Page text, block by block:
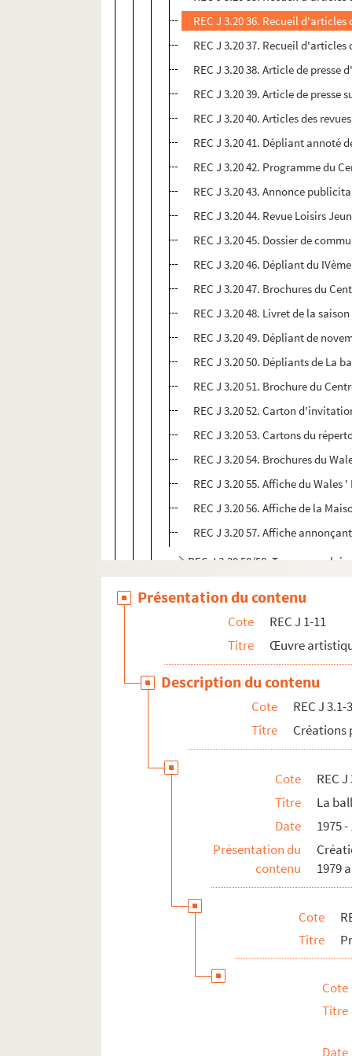
REC J 3.20 36. Recueil
REC J 3.20 37. Recueil
REC J 3.20 38. Article de
REC J 3.20 39. Article de
REC J 3.20 40. Articles des
REC J 3.20 41. Dépliant annoté
REC J 3.20 42. Programme du
REC J 3.20 43. Annonce
REC J 3.20 44. Revue Loisirs
REC J 3.20 45. Dossier de
REC J 3.20 46. Dépliant du
REC J 3.20 47. Brochures du
REC J 3.20 48. Livret de la
REC J 3.20 49. Dépliant de
REC J 3.20 50. Dépliants de La
REC J 3.20 51. Brochure du
REC J 3.20 52. Carton
REC J 3.20 53. Cartons du
REC J 3.20 54. Brochures du
REC J 3.20 55. Affiche du
REC J 3.20 56. Affiche de la
REC J 3.20 57. Affiche
REC J 3.20 58/58. Travaux
REC J 3.21 1-26. Punch and Judy
REC J 3.22 1-12. Punch et le serpent
REC J 3.23 1-9. Les contes de ma
REC J 3.24 1-7. Le Genévrier
REC J 3.25 1-14. Les tréteaux de
REC J 3.26 1-43. Le grand-père fou
REC J 3.27 1-19. La tentation de
REC J 3.28 1-33. Alice portraits sur
REC J 3.29 1-14. Polichinelle
REC J 3.30 1-154. Manipulsations
REC J 3.31 1-33. La conjecture de
REC J 3.32 1-38. Le voyage spirituel
REC J 3.34 1-20. Astérix et la potion
REC J 3.35 1-17. Les aventures du
REC J 3.36 1-90. La poudre
REC J 3.37 1-13. Le petit retable de
REC J 3.38 1-8. Le bain de cristal
Présentation du contenu
Cote
REC J 1-11
Titre
Œuvre
Description du contenu
Cote
REC J 3.1-
Titre
Créations
Cote
REC
Titre
La
Date
1975 -
Présentation du
contenu
1979
Cote
Titre
Cote
Titre
Date